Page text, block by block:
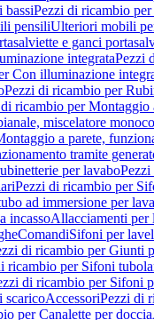
bassiPezzi di ricambio
pensiliUlteriori mobili
e ganci
integrataPezzi
Con illuminazione
Pezzi di ricambio per
ricambio per Montaggio
miscelatore
a parete,
tramite
per lavaboPezzi
Pezzi di ricambio per
ad immersione per
incassoAllacciamenti per
ComandiSifoni per
di ricambio per Giunti
ricambio per Sifoni
di ricambio per Sifoni
scaricoAccessoriPezzi di
per Canalette per doccia